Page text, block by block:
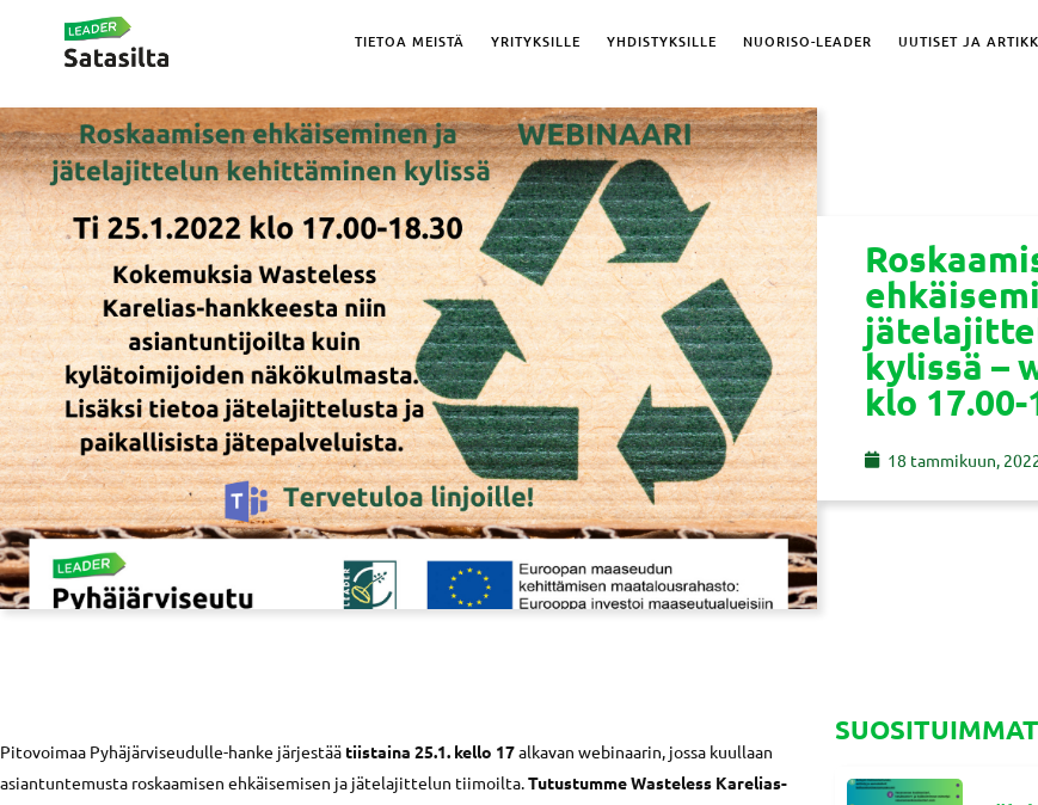
TIETOA MEISTÄ YRITYKSILLE YHDISTYKSILLE NUORISO-LEADER UUTISET JA
kylissä –
klo 17.00-
18 tammikuun,
Pitovoimaa Pyhäjärviseudulle-hanke järjestää tiistaina 25.1. kello 17alkavan webinaarin, jossa kuullaan
asiantuntemusta roskaamisen ehkäisemisen ja jätelajittelun tiimoilta.Tutustumme Wasteless Karelias-